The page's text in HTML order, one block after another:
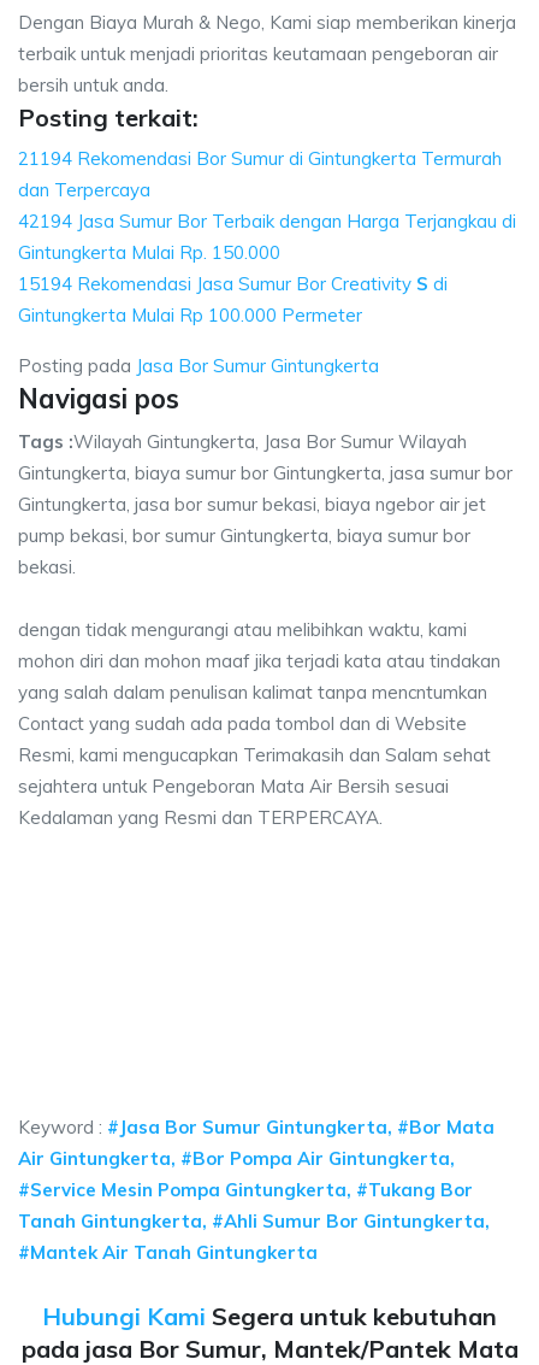
Dengan Biaya Murah & Nego, Kami siap memberikan kinerja
terbaik untuk menjadi prioritas keutamaan pengeboran air
bersih untuk anda.
Posting terkait:
21194 Rekomendasi Bor Sumur di Gintungkerta Termurah
dan Terpercaya
42194 Jasa Sumur Bor Terbaik dengan Harga Terjangkau di
Gintungkerta Mulai Rp. 150.000
15194 Rekomendasi Jasa Sumur Bor Creativity S di
Gintungkerta Mulai Rp 100.000 Permeter
Posting pada Jasa Bor Sumur Gintungkerta
Navigasi pos
Tags :Wilayah Gintungkerta, Jasa Bor Sumur Wilayah
Gintungkerta, biaya sumur bor Gintungkerta, jasa sumur bor
Gintungkerta, jasa bor sumur bekasi, biaya ngebor air jet
pump bekasi, bor sumur Gintungkerta, biaya sumur bor
bekasi.
dengan tidak mengurangi atau melibihkan waktu, kami
mohon diri dan mohon maaf jika terjadi kata atau tindakan
yang salah dalam penulisan kalimat tanpa mencntumkan
Contact yang sudah ada pada tombol dan di Website
Resmi, kami mengucapkan Terimakasih dan Salam sehat
sejahtera untuk Pengeboran Mata Air Bersih sesuai
Kedalaman yang Resmi dan TERPERCAYA.
Keyword : #Jasa Bor Sumur Gintungkerta, #Bor Mata
Air Gintungkerta, #Bor Pompa Air Gintungkerta,
#Service Mesin Pompa Gintungkerta, #Tukang Bor
Tanah Gintungkerta, #Ahli Sumur Bor Gintungkerta,
#Mantek Air Tanah Gintungkerta
Hubungi Kami Segera untuk kebutuhan
pada jasa Bor Sumur, Mantek/Pantek Mata